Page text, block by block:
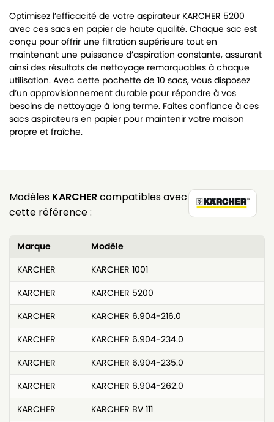
Optimisez l’efficacité de votre aspirateur KARCHER 5200
avec ces sacs en papier de haute qualité. Chaque sac est
conçu pour offrir une filtration supérieure tout en
maintenant une puissance d’aspiration constante, assurant
ainsi des résultats de nettoyage remarquables à chaque
utilisation. Avec cette pochette de 10 sacs, vous disposez
d’un approvisionnement durable pour répondre à vos
besoins de nettoyage à long terme. Faites confiance à ces
sacs aspirateurs en papier pour maintenir votre maison
propre et fraîche.
Modèles KARCHERcompatibles avec
cette référence :
Marque
Modèle
KARCHER
KARCHER 1001
KARCHER
KARCHER 5200
KARCHER
KARCHER 6.904-216.0
KARCHER
KARCHER 6.904-234.0
KARCHER
KARCHER 6.904-235.0
KARCHER
KARCHER 6.904-262.0
KARCHER
KARCHER BV 111